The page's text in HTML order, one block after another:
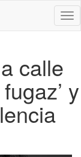
calle
y